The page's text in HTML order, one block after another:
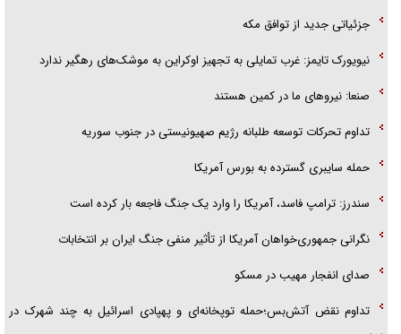
جزئیاتی جدید از توافق مکه
نیویورک تایمز: غرب تمایلی به تجهیز اوکراین به موشک‌های رهگیر ندارد
صنعا: نیروهای ما در کمین‌ هستند
تداوم تحرکات توسعه طلبانه رژیم صهیونیستی در جنوب سوریه
حمله سایبری گسترده به بورس آمریکا
سندرز: ترامپ فاسد، آمریکا را وارد یک جنگ فاجعه بار کرده است
نگرانی جمهوری‌خواهان آمریکا از تأثیر منفی جنگ ایران بر انتخابات
صدای انفجار مهیب در مسکو
تداوم نقض آتش‌بس؛حمله توپخانه‌ای و پهپادی اسرائیل به چند شهرک در